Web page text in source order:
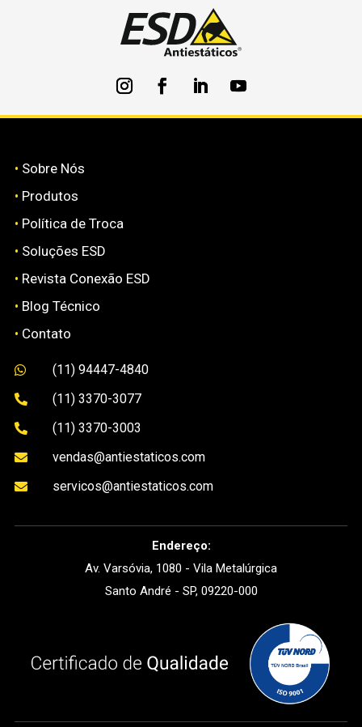
• Sobre Nós
• Produtos
• Política de Troca
• Soluções ESD
• Revista Conexão ESD
• Blog Técnico
• Contato
 (11) 94447-4840
 (11) 3370-3077
 (11) 3370-3003
 vendas@antiestaticos.com
 servicos@antiestaticos.com
Endereço:
Av. Varsóvia, 1080 - Vila Metalúrgica
Santo André - SP, 09220-000